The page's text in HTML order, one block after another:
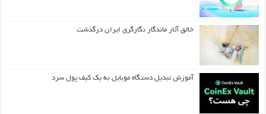
خالق آثار ماندگار نگارگری ایران درگذشت
آموزش تبدیل دستگاه موبایل به یک کیف‌ پول سرد